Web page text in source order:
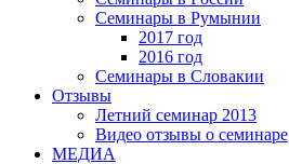
Семинары в Румынии
2017 год
2016 год
Семинары в Словакии
Отзывы
Летний семинар 2013
Видео отзывы о семинаре
МЕДИА